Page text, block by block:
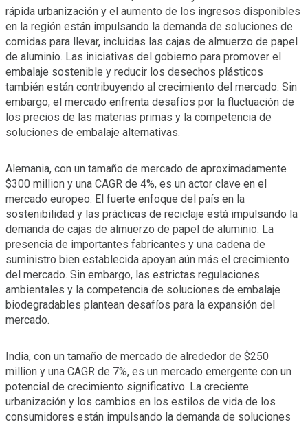
rápida urbanización y el aumento de los ingresos disponibles
en la región están impulsando la demanda de soluciones de
comidas para llevar, incluidas las cajas de almuerzo de papel
de aluminio. Las iniciativas del gobierno para promover el
embalaje sostenible y reducir los desechos plásticos
también están contribuyendo al crecimiento del mercado. Sin
embargo, el mercado enfrenta desafíos por la fluctuación de
los precios de las materias primas y la competencia de
soluciones de embalaje alternativas.
Alemania, con un tamaño de mercado de aproximadamente
$300 million y una CAGR de 4%, es un actor clave en el
mercado europeo. El fuerte enfoque del país en la
sostenibilidad y las prácticas de reciclaje está impulsando la
demanda de cajas de almuerzo de papel de aluminio. La
presencia de importantes fabricantes y una cadena de
suministro bien establecida apoyan aún más el crecimiento
del mercado. Sin embargo, las estrictas regulaciones
ambientales y la competencia de soluciones de embalaje
biodegradables plantean desafíos para la expansión del
mercado.
India, con un tamaño de mercado de alrededor de $250
million y una CAGR de 7%, es un mercado emergente con un
potencial de crecimiento significativo. La creciente
urbanización y los cambios en los estilos de vida de los
consumidores están impulsando la demanda de soluciones